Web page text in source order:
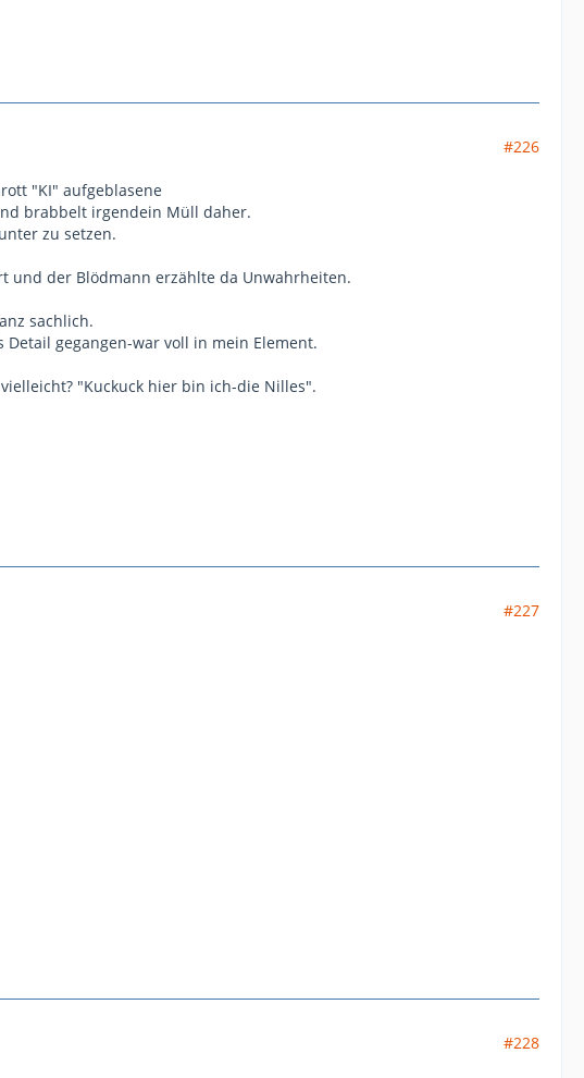
#226
"KI" aufgeblasene
brabbelt irgendein Müll daher.
zu setzen.
und der Blödmann erzählte da Unwahrheiten.
sachlich.
gegangen-war voll in mein Element.
"Kuckuck hier bin ich-die Nilles".
#227
#228